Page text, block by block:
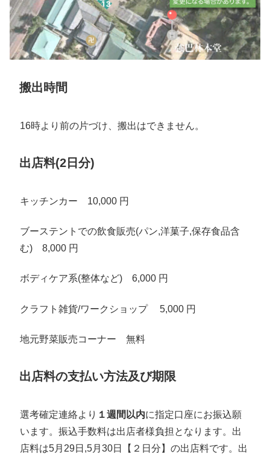
搬出時間
16時より前の片づけ、搬出はできません。
出店料(2日分)
キッチンカー 10,000 円
ブーステントでの飲食販売(パン,洋菓子,保存食品含
む) 8,000 円
ボディケア系(整体など) 6,000 円
クラフト雑貨/ワークショップ 5,000 円
地元野菜販売コーナー 無料
出店料の支払い方法及び期限
選考確定連絡より １週間以内に指定口座にお振込願
います。振込手数料は出店者様負担となります。出
店料は5月29日,5月30日【２日分】の出店料です。出